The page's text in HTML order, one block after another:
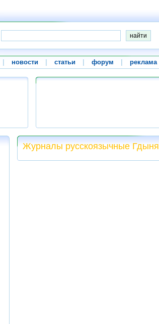
новости статьи форум реклама
Журналы русскоязычные Гдыня